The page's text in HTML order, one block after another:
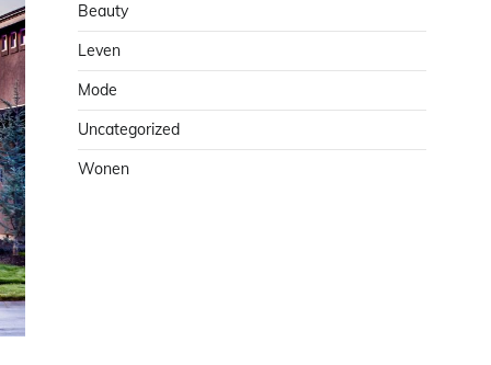
Beauty
Leven
Mode
Uncategorized
Wonen